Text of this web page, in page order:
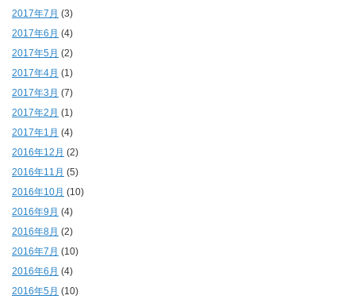
2017年7月 (3)
2017年6月 (4)
2017年5月 (2)
2017年4月 (1)
2017年3月 (7)
2017年2月 (1)
2017年1月 (4)
2016年12月 (2)
2016年11月 (5)
2016年10月 (10)
2016年9月 (4)
2016年8月 (2)
2016年7月 (10)
2016年6月 (4)
2016年5月 (10)